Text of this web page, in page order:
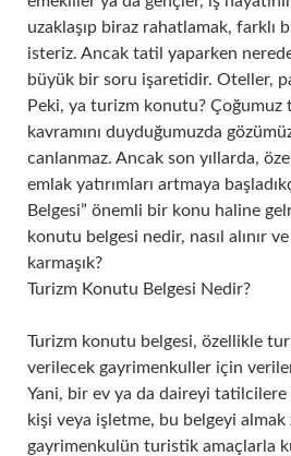
uzaklaşıp biraz rahatlamak, farklı
isteriz. Ancak tatil yaparken
büyük bir soru işaretidir. Oteller,
Peki, ya turizm konutu?
kavramını duyduğumuzda
canlanmaz. Ancak son yıllarda,
emlak yatırımları artmaya
Belgesi” önemli bir konu haline
konutu belgesi nedir, nasıl alınır
karmaşık?
Turizm Konutu Belgesi Nedir?
Turizm konutu belgesi, özellikle
verilecek gayrimenkuller için
Yani, bir ev ya da daireyi
kişi veya işletme, bu belgeyi almak
gayrimenkulün turistik amaçlarla